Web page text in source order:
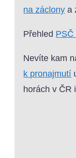
na záclony a
Přehled PSČ
Nevíte kam
k pronajmutí
horách v ČR